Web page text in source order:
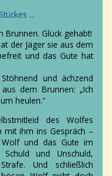
...
Brunnen. Glück gehabt!
der Jäger sie aus dem
und das Gute hat
und ächzend
dem Brunnen: „Ich
heulen.“
des Wolfes
mit ihm ins Gespräch –
und das Gute im
und Unschuld,
Und schließlich